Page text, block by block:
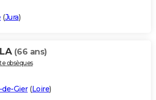
(Jura)
(66 ans)
obsèques
de-Gier(Loire)